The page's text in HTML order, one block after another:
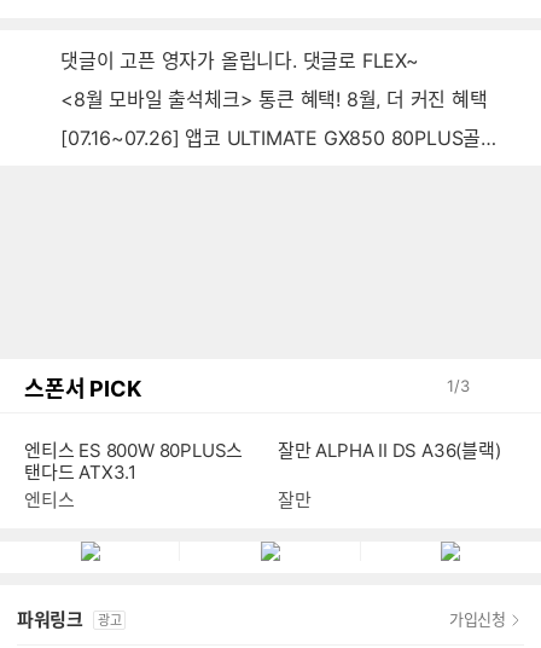
댓글이 고픈 영자가 올립니다. 댓글로 FLEX~
<8월 모바일 출석체크> 통큰 혜택! 8월, 더 커진 혜택
[07.16~07.26] 앱코 ULTIMATE GX850 80PLUS골드 풀모듈러 ATX3.0 블랙
스폰서 PICK 1/3
엔티스 ES 800W 80PLUS스
탠다드 ATX3.1
엔티스
잘만 ALPHA II DS A36(블랙)
잘만
파워링크 광고 가입신청